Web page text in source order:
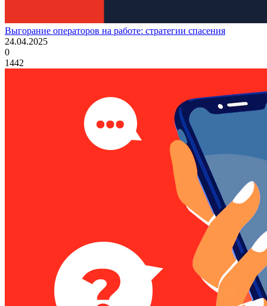
Выгорание операторов на работе: стратегии спасения
24.04.2025
0
1442